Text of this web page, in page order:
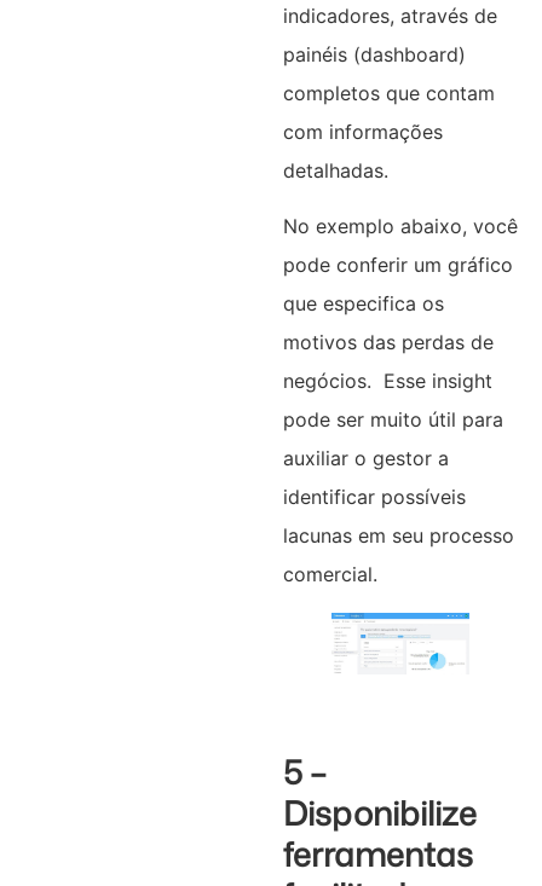
indicadores, através de
painéis (dashboard)
completos que contam
com informações
detalhadas.
No exemplo abaixo, você
pode conferir um gráfico
que especifica os
motivos das perdas de
negócios. Esse insight
pode ser muito útil para
auxiliar o gestor a
identificar possíveis
lacunas em seu processo
comercial.
5 –
Disponibilize
ferramentas